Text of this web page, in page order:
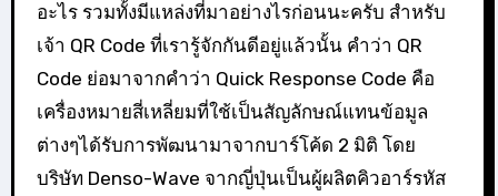
อะไร รวมทั้งมีแหล่งที่มาอย่างไรก่อนนะครับ สำหรับ
เจ้า QR Code ที่เรารู้จักกันดีอยู่แล้วนั้น คำว่า QR
Code ย่อมาจากคำว่า Quick Response Code คือ
เครื่องหมายสี่เหลี่ยมที่ใช้เป็นสัญลักษณ์แทนข้อมูล
ต่างๆได้รับการพัฒนามาจากบาร์โค้ด 2 มิติ โดย
บริษัท Denso-Wave จากญี่ปุ่นเป็นผู้ผลิตคิวอาร์รหัส